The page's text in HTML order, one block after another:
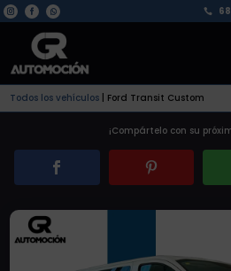

Todos los vehículos Ford Transit Custom
¡Compártelo con su